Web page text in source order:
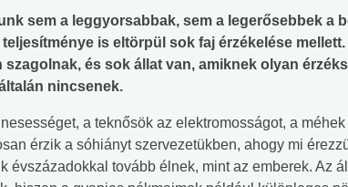
sem a leggyorsabbak, sem a legerősebbek a
teljesítménye is eltörpül sok faj érzékelése
szagolnak, és sok állat van, amiknek olyan
nincsenek.
a teknősök az elektromosságot, a
érzik a sóhiányt szervezetükben, ahogy mi
évszázadokkal tovább élnek, mint az emberek. Az